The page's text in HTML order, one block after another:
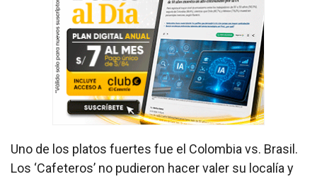
Uno de los platos fuertes fue el Colombia vs. Brasil.
Los ‘Cafeteros’ no pudieron hacer valer su localía y